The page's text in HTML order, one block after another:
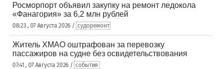
Росморпорт объявил закупку на ремонт ледокола
«Фанагория» за 6,2 млн рублей
08:23 , 07 Августа 2026 / судоремонт
Житель ХМАО оштрафован за перевозку
пассажиров на судне без освидетельствования
07:41 , 07 Августа 2026 / события